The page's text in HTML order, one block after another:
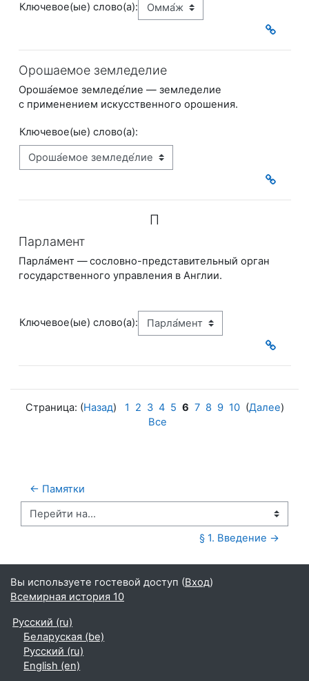
Ключевое(ые) слово(а):
Орошаемое земледелие
Ороша́емое земледе́лие — земледелие
с применением искусственного орошения.
Ключевое(ые) слово(а):
П
Парламент
Парла́мент —сословно-представительный орган
государственного управления в Англии.
Ключевое(ые) слово(а):
Страница: (Назад) 1 2 3 4 5 6 7 8 9 10(Далее)
Все
← Памятки
Перейти на...
§ 1. Введение →
Вы используете гостевой доступ (Вход)
Всемирная история 10
Русский ‎(ru)‎
Беларуская ‎(be)‎
Русский ‎(ru)‎
English ‎(en)‎